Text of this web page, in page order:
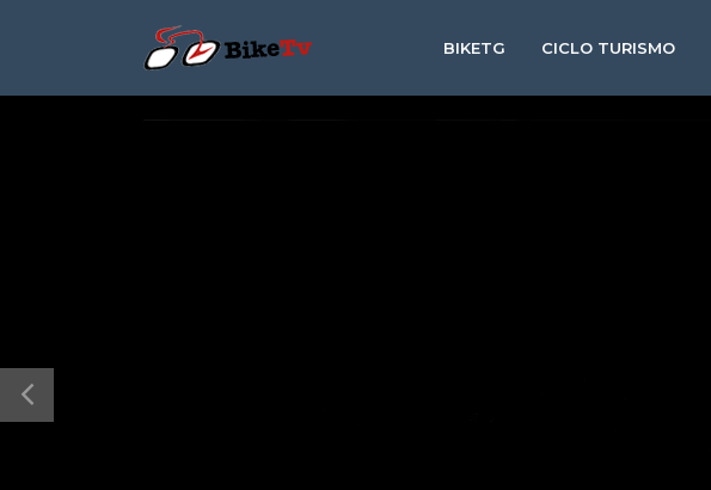
BIKETG CICLO TURISMO